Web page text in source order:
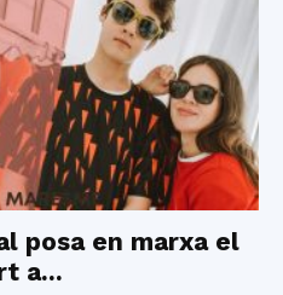
posa en marxa el
a...